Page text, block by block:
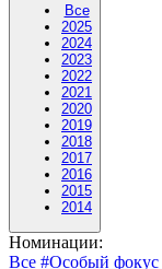
Все
2025
2024
2023
2022
2021
2020
2019
2018
2017
2016
2015
2014
Номинации:
Все #Особый фокус